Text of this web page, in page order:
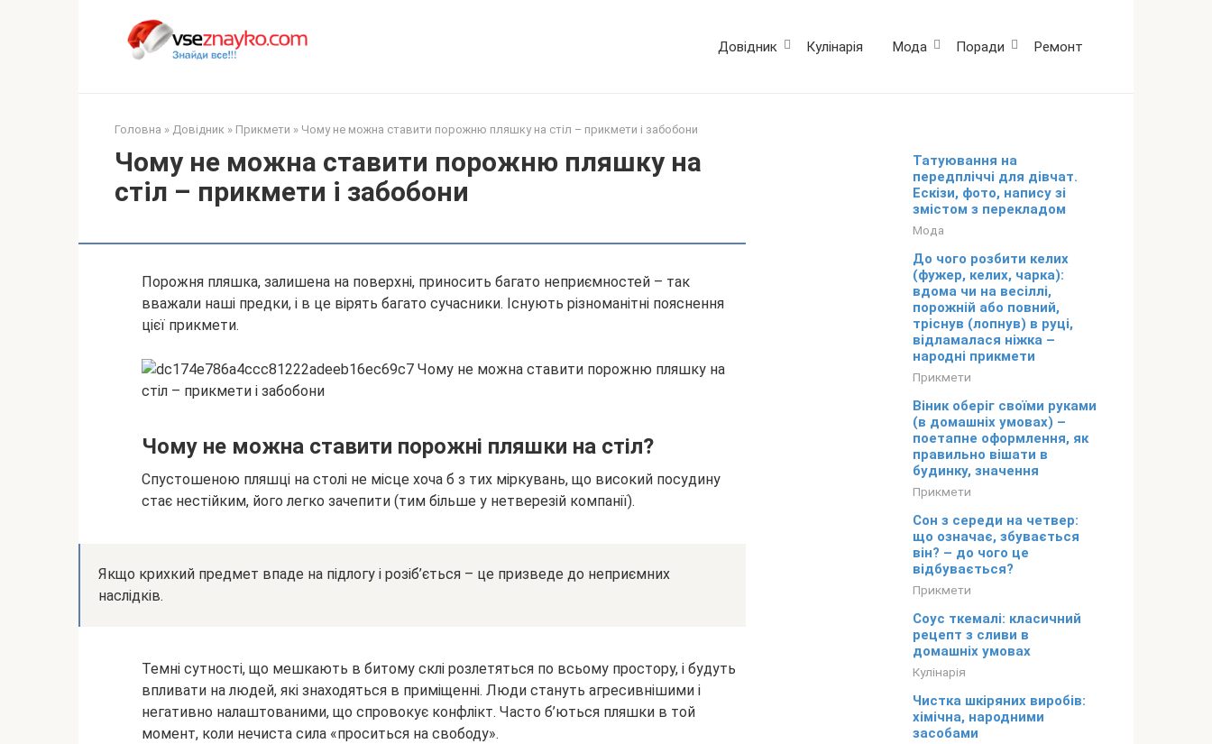
Довідник Кулінарія Мода Поради Ремонт
Головна » Довідник » Прикмети » Чому не можна ставити порожню пляшку на стіл – прикмети і забобони
Чому не можна ставити порожню пляшку на
стіл – прикмети і забобони
Порожня пляшка, залишена на поверхні, приносить багато неприємностей – так
вважали наші предки, і в це вірять багато сучасники. Існують різноманітні пояснення
цієї прикмети.
Чому не можна ставити порожні пляшки на стіл?
Спустошеною пляшці на столі не місце хоча б з тих міркувань, що високий посудину
стає нестійким, його легко зачепити (тим більше у нетверезій компанії).
Якщо крихкий предмет впаде на підлогу і розіб’ється – це призведе до неприємних
наслідків.
Темні сутності, що мешкають в битому склі розлетяться по всьому простору, і будуть
впливати на людей, які знаходяться в приміщенні. Люди стануть агресивнішими і
негативно налаштованими, що спровокує конфлікт. Часто б’ються пляшки в той
момент, коли нечиста сила «проситься на свободу».
Татуювання на
передпліччі для дівчат.
Ескізи, фото, напису зі
змістом з перекладом
Мода
До чого розбити келих
(фужер, келих, чарка):
вдома чи на весіллі,
порожній або повний,
тріснув (лопнув) в руці,
відламалася ніжка –
народні прикмети
Прикмети
Віник оберіг своїми руками
(в домашніх умовах) –
поетапне оформлення, як
правильно вішати в
будинку, значення
Прикмети
Сон з середи на четвер:
що означає, збувається
він? – до чого це
відбувається?
Прикмети
Соус ткемалі: класичний
рецепт з сливи в
домашніх умовах
Кулінарія
Чистка шкіряних виробів:
хімічна, народними
засобами